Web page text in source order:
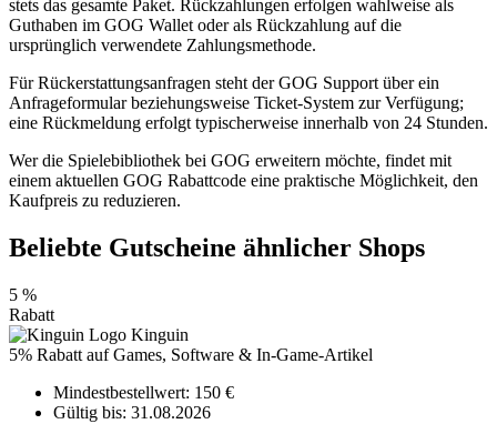
stets das gesamte Paket. Rückzahlungen erfolgen wahlweise als
Guthaben im GOG Wallet oder als Rückzahlung auf die
ursprünglich verwendete Zahlungsmethode.
Für Rückerstattungsanfragen steht der GOG Support über ein
Anfrageformular beziehungsweise Ticket-System zur Verfügung;
eine Rückmeldung erfolgt typischerweise innerhalb von 24 Stunden.
Wer die Spielebibliothek bei GOG erweitern möchte, findet mit
einem aktuellen GOG Rabattcode eine praktische Möglichkeit, den
Kaufpreis zu reduzieren.
Beliebte Gutscheine ähnlicher Shops
5 %
Rabatt
Kinguin
5% Rabatt auf Games, Software & In-Game-Artikel
Mindestbestellwert: 150 €
Gültig bis: 31.08.2026